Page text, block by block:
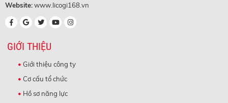
Website:www.licogi168.vn
GIỚI THIỆU
Giới thiệu công ty
Cơ cấu tổ chức
Hồ sơ năng lực